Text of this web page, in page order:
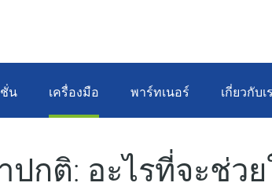
น เครื่องมือ พาร์ทเนอร์ เกี่ยวกับเ
ปกติ: อะไรที่จะช่ว